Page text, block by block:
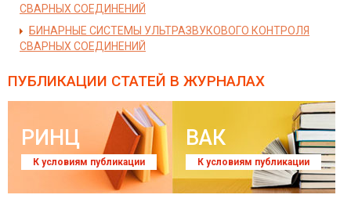
СВАРНЫХ СОЕДИНЕНИЙ
БИНАРНЫЕ СИСТЕМЫ УЛЬТРАЗВУКОВОГО КОНТРОЛЯ
СВАРНЫХ СОЕДИНЕНИЙ
ПУБЛИКАЦИИ СТАТЕЙ В ЖУРНАЛАХ
РИНЦ
К условиям публикации
ВАК
К условиям публикации